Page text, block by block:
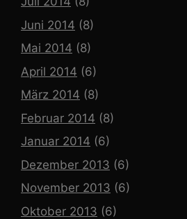
Juni 2014 (8)
Mai 2014 (8)
April 2014 (6)
März 2014 (8)
Februar 2014 (8)
Januar 2014 (6)
Dezember 2013 (6)
November 2013 (6)
Oktober 2013 (6)